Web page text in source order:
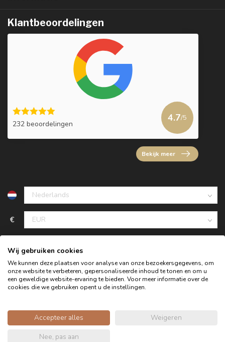
Klantbeoordelingen
232 beoordelingen
4.7/5
Bekijk meer
€
Wij gebruiken cookies
We kunnen deze plaatsen voor analyse van onze bezoekersgegevens, om
onze website te verbeteren, gepersonaliseerde inhoud te tonen en om u
een geweldige website-ervaring te bieden. Voor meer informatie over de
cookies die we gebruiken opent u de instellingen.
Accepteer alles
Weigeren
Nee, pas aan